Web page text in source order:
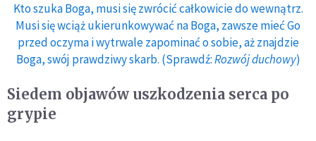
Kto szuka Boga, musi się zwrócić całkowicie do wewnątrz.
Musi się wciąż ukierunkowywać na Boga, zawsze mieć Go
przed oczyma i wytrwale zapominać o sobie, aż znajdzie
Boga, swój prawdziwy skarb. (Sprawdź:Rozwój duchowy)
Siedem objawów uszkodzenia serca po
grypie